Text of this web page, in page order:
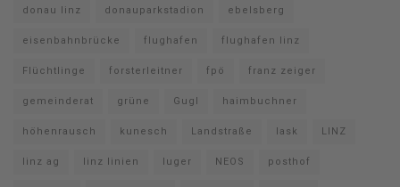
donau linz donauparkstadion ebelsberg
eisenbahnbrücke flughafen flughafen linz
Flüchtlinge forsterleitner fpö franz zeiger
gemeinderat grüne Gugl haimbuchner
höhenrausch kunesch Landstraße lask LINZ
linz ag linz linien luger NEOS posthof